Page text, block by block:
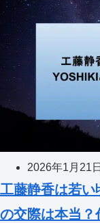
2026年1月21日
工藤静香は若い
の交際は本当？